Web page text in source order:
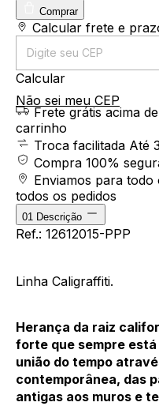
Comprar
Entregas para o CEP:
Calcular frete e
Calcular
Não sei meu CEP
Frete grátis acima
carrinho
Troca facilitada Até
Compra 100%
Enviamos para todo
todos os pedidos
01 Descrição
Ref.: 12612015-PPP
Linha Caligraffiti.
Herança da raiz
forte que sempre
união do tempo
contemporânea, das
antigas aos muros e